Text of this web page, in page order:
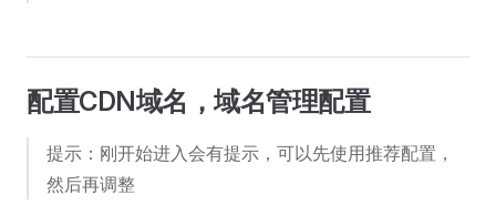
配置CDN域名，域名管理配置
提示：刚开始进入会有提示，可以先使用推荐配置，
然后再调整